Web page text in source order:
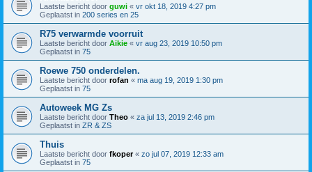
Laatste bericht door guwi « vr okt 18, 2019 4:27 pm
Geplaatst in 200 series en 25
R75 verwarmde voorruit
Laatste bericht door Aikie « vr aug 23, 2019 10:50 pm
Geplaatst in 75
Roewe 750 onderdelen.
Laatste bericht door rofan « ma aug 19, 2019 1:30 pm
Geplaatst in 75
Autoweek MG Zs
Laatste bericht door Theo « za jul 13, 2019 2:46 pm
Geplaatst in ZR & ZS
Thuis
Laatste bericht door fkoper« zo jul 07, 2019 12:33 am
Geplaatst in 75